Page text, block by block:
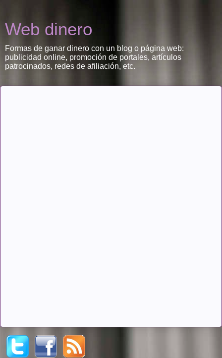
Web dinero
Formas de ganar dinero con un blog o página web:
publicidad online, promoción de portales, artículos
patrocinados, redes de afiliación, etc.